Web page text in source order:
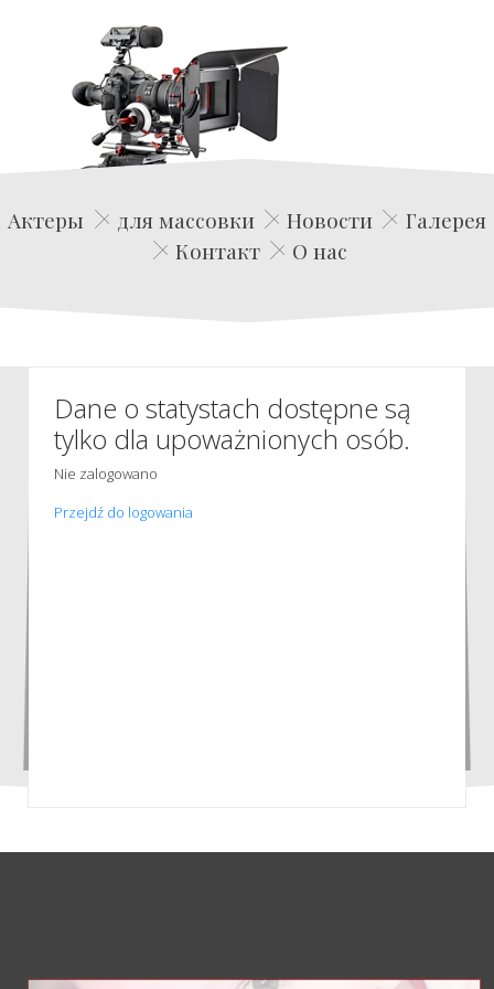
Edwin Film Agencja Aktorska
Актеры для массовки Новости
Галерея
Контакт
О нас
Dane o statystach dostępne są
tylko dla upoważnionych osób.
Nie zalogowano
Przejdź do logowania